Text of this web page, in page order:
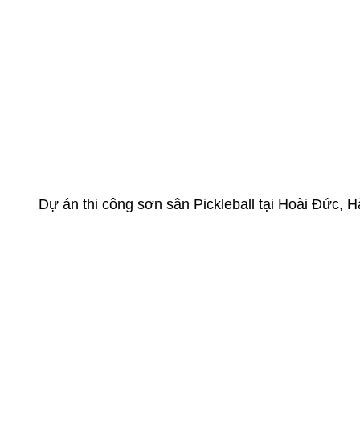
Dự án thi công sơn sân Pickleball tại Hoài Đức,